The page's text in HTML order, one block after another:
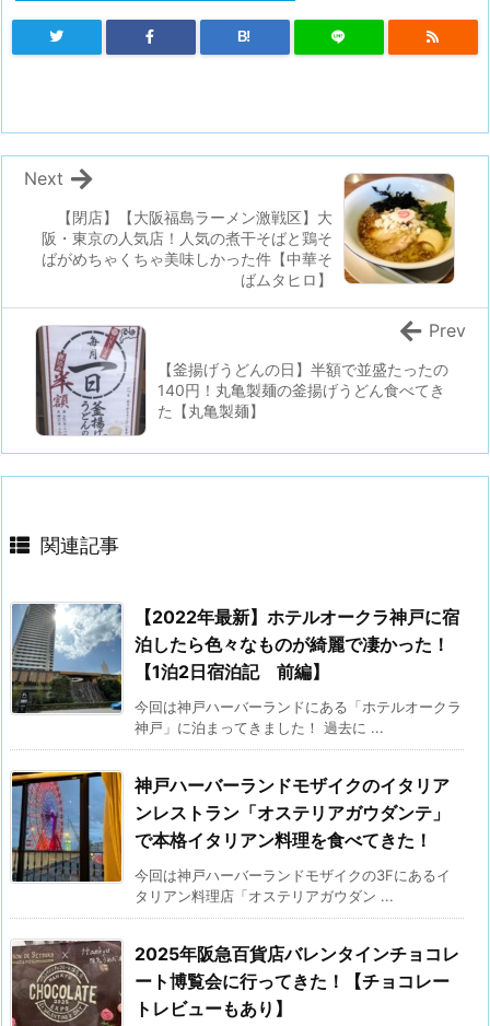
B!
【閉店】【大阪福島ラーメン激戦区】大
阪・東京の人気店！人気の煮干そばと鶏そ
ばがめちゃくちゃ美味しかった件【中華そ
ばムタヒロ】
Next
【釜揚げうどんの日】半額で並盛たったの
140円！丸亀製麺の釜揚げうどん食べてき
た【丸亀製麺】
Prev
関連記事
【2022年最新】ホテルオークラ神戸に宿
泊したら色々なものが綺麗で凄かった！
【1泊2日宿泊記 前編】
今回は神戸ハーバーランドにある「ホテルオークラ
神戸」に泊まってきました！ 過去に ...
神戸ハーバーランドモザイクのイタリア
ンレストラン「オステリアガウダンテ」
で本格イタリアン料理を食べてきた！
今回は神戸ハーバーランドモザイクの3Fにあるイ
タリアン料理店「オステリアガウダン ...
2025年阪急百貨店バレンタインチョコレ
ート博覧会に行ってきた！【チョコレー
トレビューもあり】